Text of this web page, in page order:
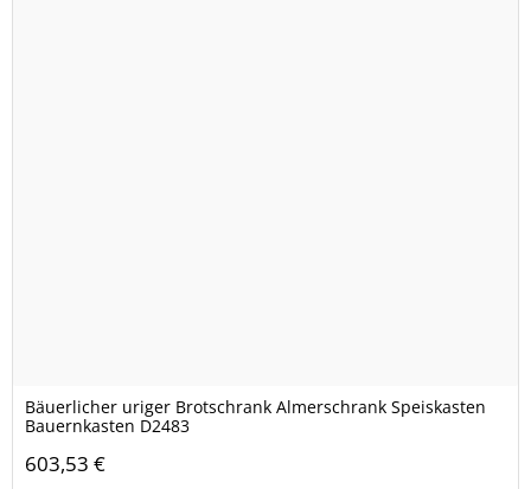
Bäuerlicher uriger Brotschrank Almerschrank Speiskasten
Bauernkasten D2483
603,53 €